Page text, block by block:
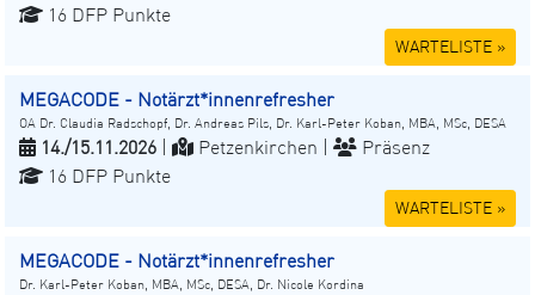
16 DFP Punkte
WARTELISTE »
MEGACODE - Notärzt*innenrefresher
OA Dr. Claudia Radschopf, Dr. Andreas Pils, Dr. Karl-Peter Koban, MBA, MSc, DESA
14./15.11.2026 Petzenkirchen |
Präsenz
16 DFP Punkte
WARTELISTE »
MEGACODE - Notärzt*innenrefresher
Dr. Karl-Peter Koban, MBA, MSc, DESA, Dr. Nicole Kordina